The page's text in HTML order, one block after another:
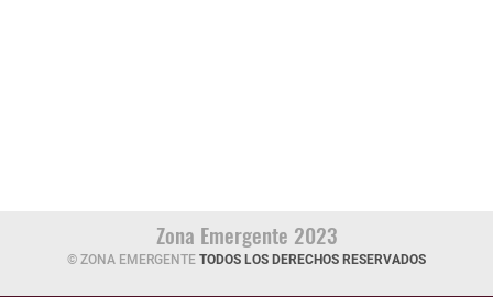
Zona Emergente 2023
© ZONA EMERGENTE TODOS LOS DERECHOS RESERVADOS